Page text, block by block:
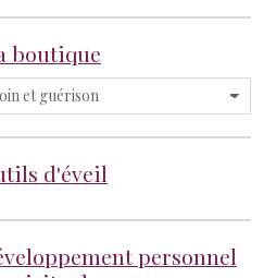
boutique
d'éveil
personnel